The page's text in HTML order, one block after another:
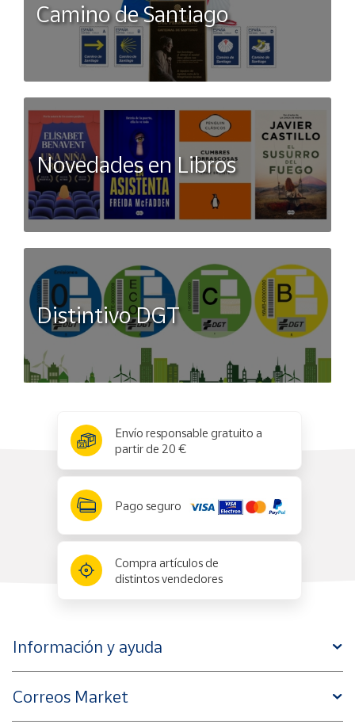
Camino de Santiago
Novedades en Libros
Distintivo DGT
Envío responsable gratuito a
partir de 20 €
Pago seguro
Compra artículos de
distintos vendedores
Información y ayuda
Correos Market